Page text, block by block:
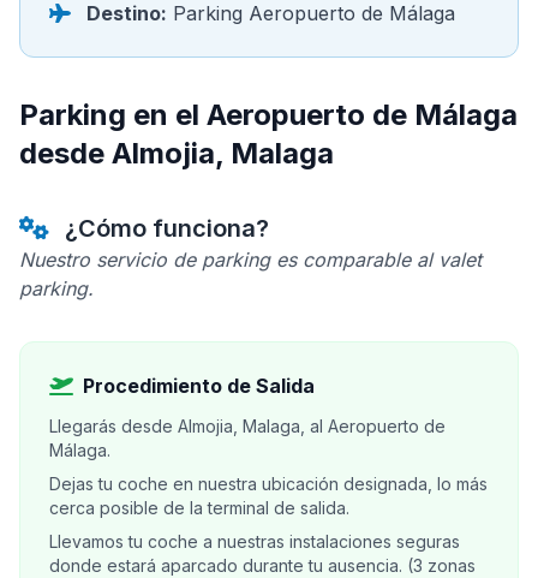
Destino: Parking Aeropuerto de Málaga
Parking en el Aeropuerto de Málaga
desde Almojia, Malaga
¿Cómo funciona?
Nuestro servicio de parking es comparable al valet
parking.
Procedimiento de Salida
Llegarás desde Almojia, Malaga, al Aeropuerto de
Málaga.
Dejas tu coche en nuestra ubicación designada, lo más
cerca posible de la terminal de salida.
Llevamos tu coche a nuestras instalaciones seguras
donde estará aparcado durante tu ausencia. (3 zonas